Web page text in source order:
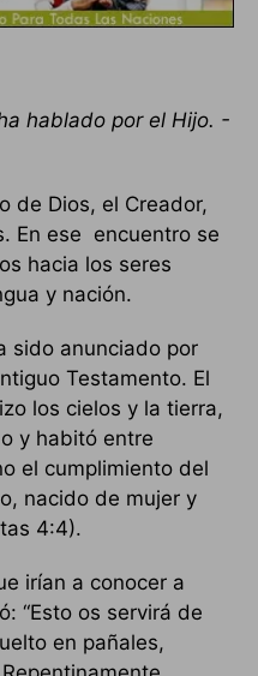
hablado por el Hijo. -
de Dios, el Creador,
En ese encuentro se
hacia los seres
y nación.
sido anunciado por
Testamento. El
los cielos y la tierra,
y habitó entre
el cumplimiento del
nacido de mujer y
4:4).
irían a conocer a
“Esto os servirá de
en pañales,